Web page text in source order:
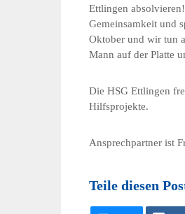
Ettlingen
Gemeinsamkeit und
Oktober und wir tun
Mann auf der Platte
Die HSG Ettlingen
Hilfsprojekte.
Ansprechpartner ist
Teile diesen